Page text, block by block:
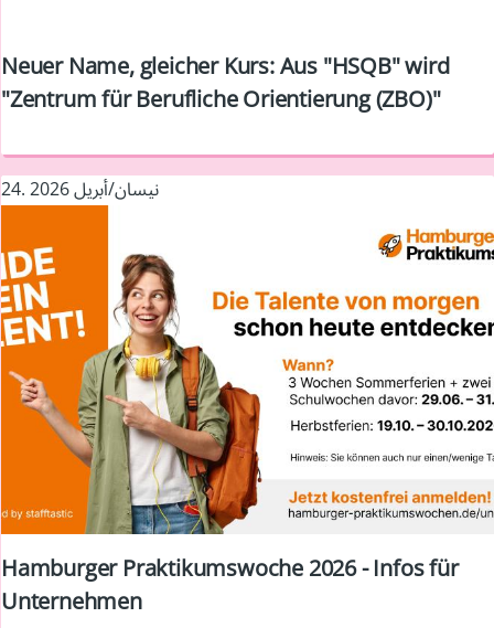
Neuer Name, gleicher Kurs: Aus "HSQB" wird
"Zentrum für Berufliche Orientierung (ZBO)"
24. نيسان/أبريل 2026
Hamburger Praktikumswoche 2026 - Infos für
Unternehmen